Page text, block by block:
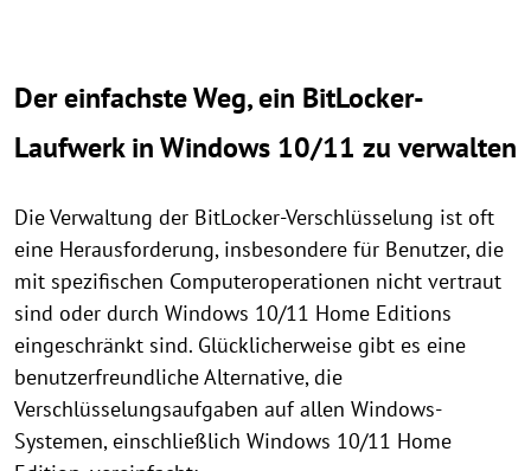
Der einfachste Weg, ein BitLocker-
Laufwerk in Windows 10/11 zu verwalten
Die Verwaltung der BitLocker-Verschlüsselung ist oft
eine Herausforderung, insbesondere für Benutzer, die
mit spezifischen Computeroperationen nicht vertraut
sind oder durch Windows 10/11 Home Editions
eingeschränkt sind. Glücklicherweise gibt es eine
benutzerfreundliche Alternative, die
Verschlüsselungsaufgaben auf allen Windows-
Systemen, einschließlich Windows 10/11 Home